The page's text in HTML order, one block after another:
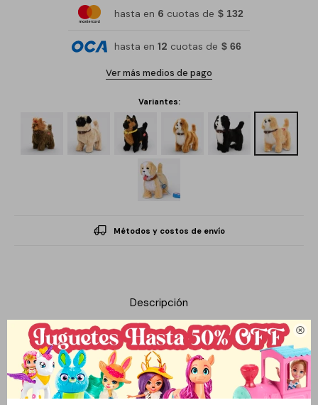

hasta en 6 cuotas de $ 132
hasta en 12 cuotas de $ 66
Ver más medios de pago
Variantes:
Métodos y costos de envío
Descripción
Un compañero ideal para los más pequeños de la casa. Este
adorable peluche está diseñado con una suave tela de peluche
que invita a abrazarlo y acariciarlo, proporcionando una